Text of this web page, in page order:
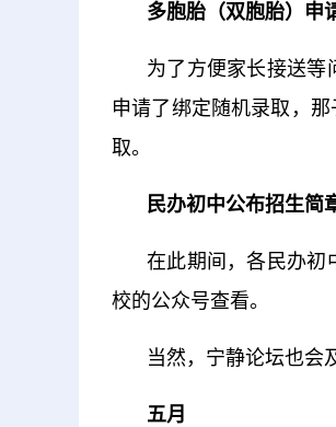
多胞胎（双胞胎）申
为了方便家长接送等
申请了绑定随机录取，
取。
民办初中公布招生简
在此期间，各民办初
校的公众号查看。
当然，宁静论坛也会
五月